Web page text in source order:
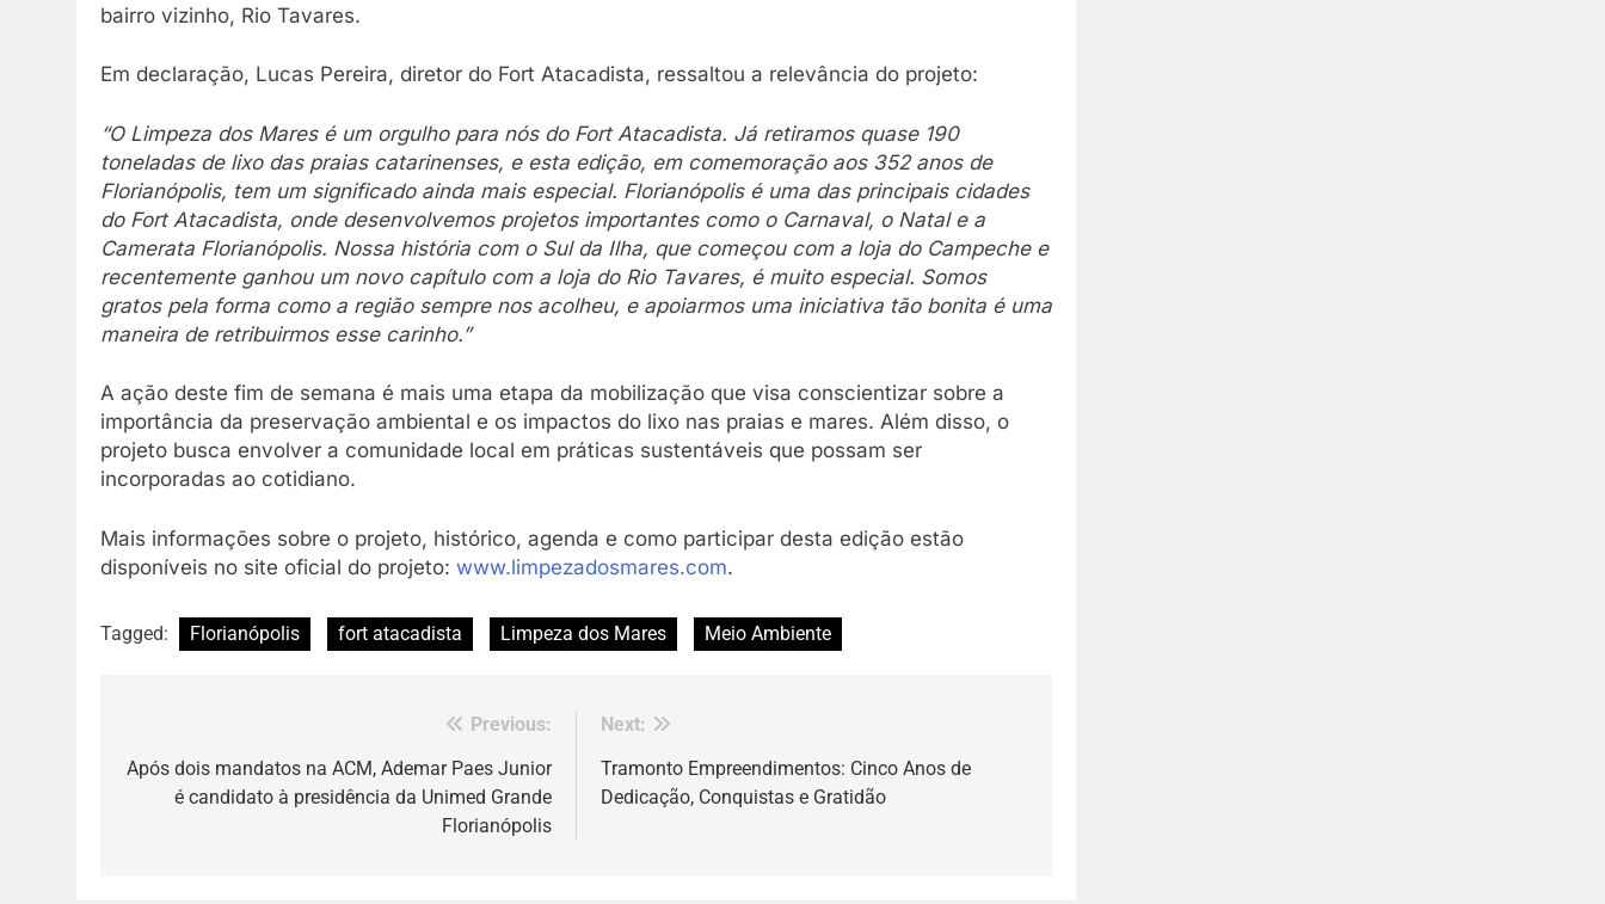
bairro vizinho, Rio Tavares.
Em declaração, Lucas Pereira, diretor do Fort Atacadista, ressaltou a relevância do projeto:
“O Limpeza dos Mares é um orgulho para nós do Fort Atacadista. Já retiramos quase 190
toneladas de lixo das praias catarinenses, e esta edição, em comemoração aos 352 anos de
Florianópolis, tem um significado ainda mais especial. Florianópolis é uma das principais cidades
do Fort Atacadista, onde desenvolvemos projetos importantes como o Carnaval, o Natal e a
Camerata Florianópolis. Nossa história com o Sul da Ilha, que começou com a loja do Campeche e
recentemente ganhou um novo capítulo com a loja do Rio Tavares, é muito especial. Somos
gratos pela forma como a região sempre nos acolheu, e apoiarmos uma iniciativa tão bonita é uma
maneira de retribuirmos esse carinho.”
A ação deste fim de semana é mais uma etapa da mobilização que visa conscientizar sobre a
importância da preservação ambiental e os impactos do lixo nas praias e mares. Além disso, o
projeto busca envolver a comunidade local em práticas sustentáveis que possam ser
incorporadas ao cotidiano.
Mais informações sobre o projeto, histórico, agenda e como participar desta edição estão
disponíveis no site oficial do projeto: www.limpezadosmares.com.
Tagged: Florianópolis fort atacadista Limpeza dos Mares Meio Ambiente
de
Previous:
Após dois mandatos na ACM, Ademar Paes Junior
é candidato à presidência da Unimed Grande
Florianópolis
Next:
Tramonto Empreendimentos: Cinco Anos de
Dedicação, Conquistas e Gratidão